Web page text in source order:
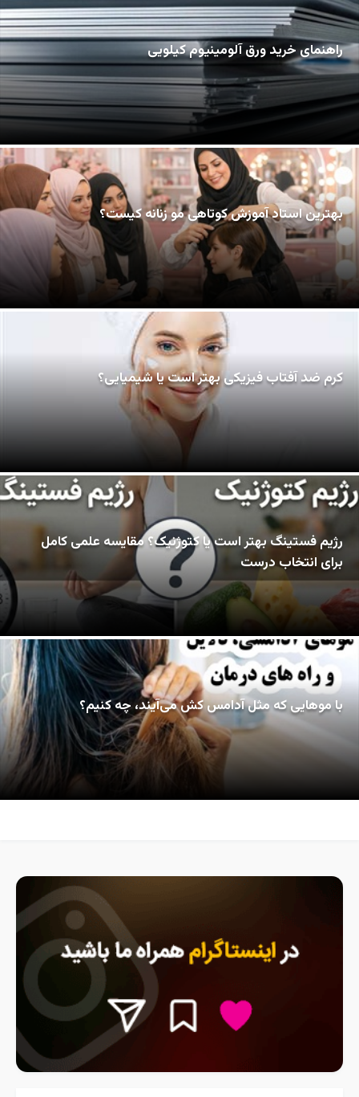
راهنمای خرید ورق آلومینیوم کیلویی
بهترین استاد آموزش کوتاهی مو زنانه کیست؟
کرم ضد آفتاب فیزیکی بهتر است یا شیمیایی؟
رژیم فستینگ بهتر است یا کتوژنیک؟ مقایسه علمی کامل
برای انتخاب درست
با موهایی که مثل آدامس کش می‌آیند، چه کنیم؟